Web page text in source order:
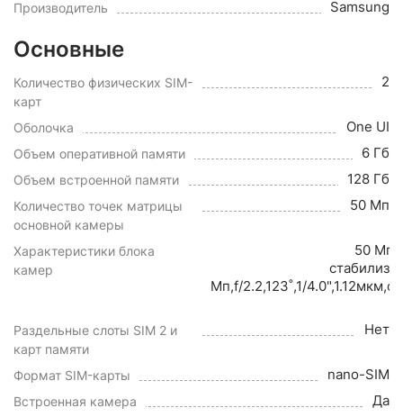
Производитель Samsung
Основные
Количество физических SIM-
карт
2
Оболочка One UI
Объем оперативной памяти 6 Гб
Объем встроенной памяти 128 Гб
Количество точек матрицы
основной камеры
50 Мп
Характеристики блока
камер
50
Мп,f/2.2,123˚,1/
Раздельные слоты SIM 2 и
карт памяти
Нет
Формат SIM-карты nano-SIM
Встроенная камера Да